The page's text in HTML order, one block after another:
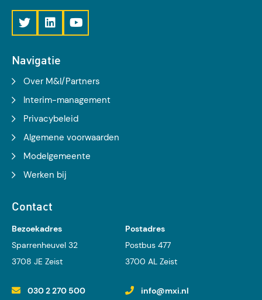
Navigatie
Over M&I/Partners
Interim-management
Privacybeleid
Algemene voorwaarden
Modelgemeente
Werken bij
Contact
Bezoekadres
Sparrenheuvel 32
3708 JE Zeist
Postadres
Postbus 477
3700 AL Zeist
030 2 270 500 info@mxi.nl